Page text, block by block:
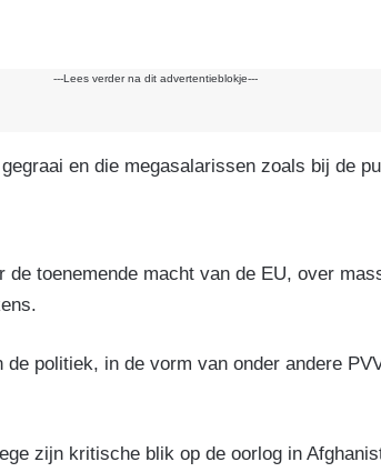
---Lees verder na dit advertentieblokje---
en die megasalarissen zoals bij de
de toenemende macht van de EU, over
politiek, in de vorm van onder andere
zijn kritische blik op de oorlog in